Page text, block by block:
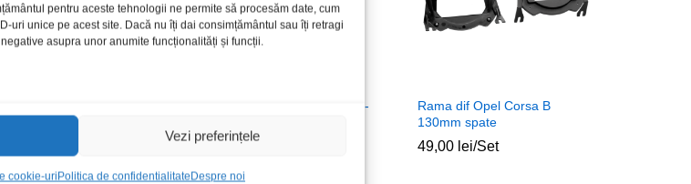
pentru aceste tehnologii ne permite să procesăm date, cum
uri unice pe acest site. Dacă nu îți dai consimțământul sau îți retragi
asupra unor anumite funcționalități și funcții.
Vezi preferințele
cookie-uriPolitica de confidentialitateDespre noi
Rama dif Opel Astra F-G 91-
50,00lei
Rama dif Opel Corsa B
130mm spate
49,00 lei/Set